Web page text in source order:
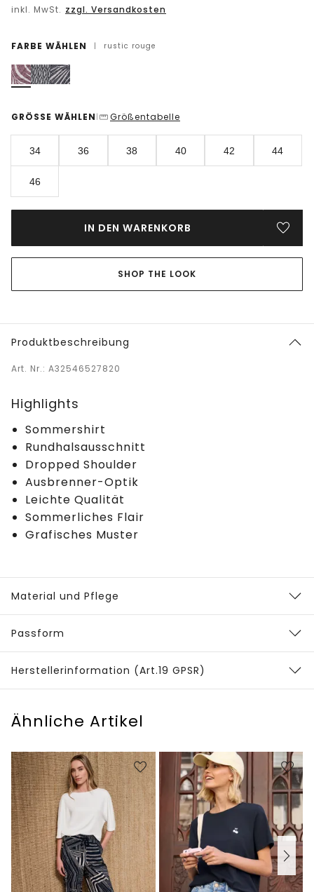
inkl. MwSt. zzgl. Versandkosten
FARBE WÄHLEN | rustic rouge
GRÖSSE WÄHLEN | Größentabelle
34 36 38 40 42 44
46
IN DEN WARENKORB
SHOP THE LOOK
Produktbeschreibung
Art. Nr.: A32546527820
Highlights
Sommershirt
Rundhalsausschnitt
Dropped Shoulder
Ausbrenner-Optik
Leichte Qualität
Sommerliches Flair
Grafisches Muster
Material und Pflege
Passform
Herstellerinformation (Art.19 GPSR)
Ähnliche Artikel